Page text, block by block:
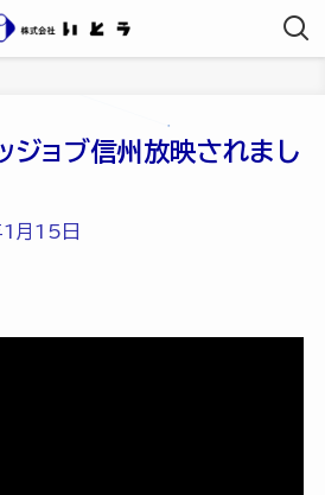
ジョブ信州放映されまし
月15日